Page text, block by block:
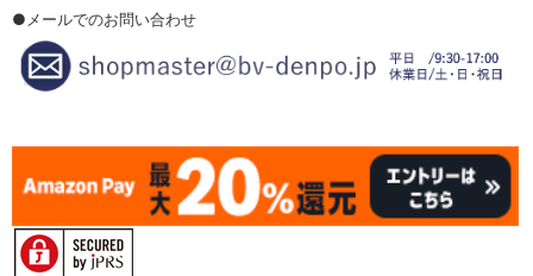
●メールでのお問い合わせ